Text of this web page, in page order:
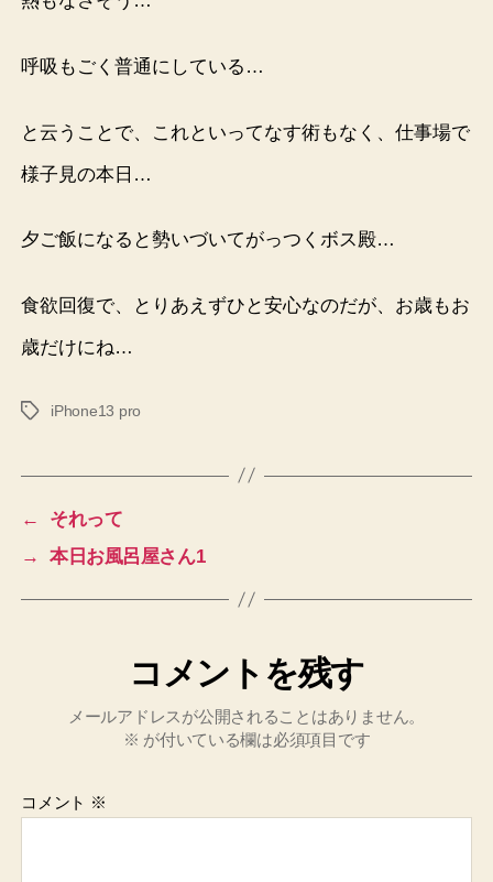
呼吸もごく普通にしている…
と云うことで、これといってなす術もなく、仕事場で
様子見の本日…
夕ご飯になると勢いづいてがっつくボス殿…
食欲回復で、とりあえずひと安心なのだが、お歳もお
歳だけにね…
タ
iPhone13 pro
←
それって
→
本日お風呂屋さん1
コメントを残す
メールアドレスが公開されることはありません。
※ が付いている欄は必須項目です
コメント ※